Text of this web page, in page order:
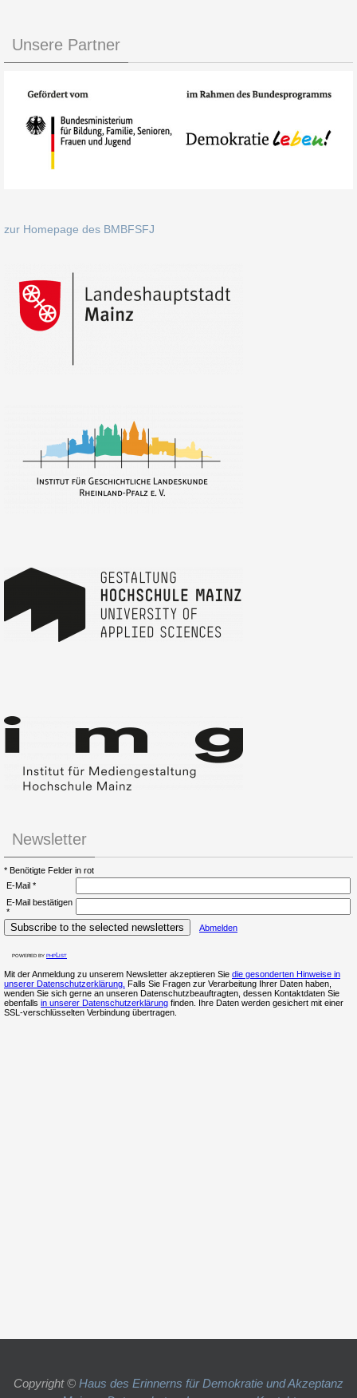
Unsere Partner
zur Homepage des BMBFSFJ
Newsletter
Copyright © Haus des Erinnerns für Demokratie und Akzeptanz